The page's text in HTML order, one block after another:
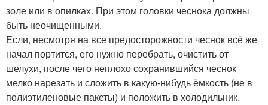
золе или в опилках. При этом головки чеснока должны
быть неочищенными.
Если, несмотря на все предосторожности чеснок всё же
начал портится, его нужно перебрать, очистить от
шелухи, после чего неплохо сохранившийся чеснок
мелко нарезать и сложить в какую-нибудь ёмкость (не в
полиэтиленовые пакеты) и положить в холодильник.